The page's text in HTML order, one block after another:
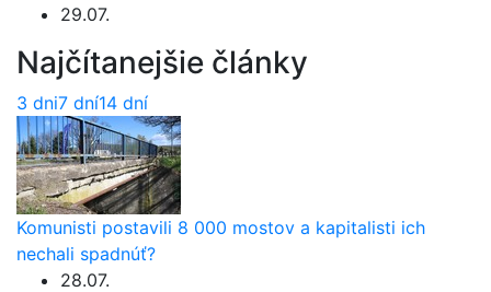
29.07.
Najčítanejšie články
3 dni7 dní14 dní
Komunisti postavili 8 000 mostov a kapitalisti ich
nechali spadnúť?
28.07.